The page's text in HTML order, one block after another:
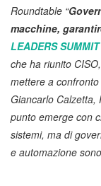
Roundtable “
macchine,
LEADERS SUMMIT
che ha riunito
mettere a
Giancarlo Calzetta,
punto emerge con
sistemi, ma di
e automazione